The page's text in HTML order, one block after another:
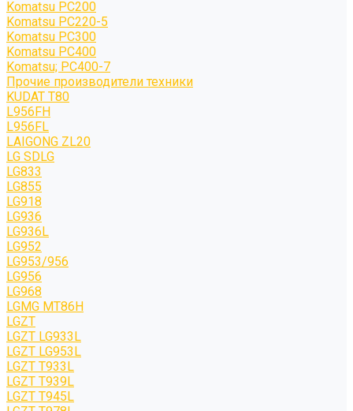
Komatsu PC200
Komatsu PC220-5
Komatsu PC300
Komatsu PC400
Komatsu; PC400-7
Прочие производители техники
KUDAT T80
L956FH
L956FL
LAIGONG ZL20
LG SDLG
LG833
LG855
LG918
LG936
LG936L
LG952
LG953/956
LG956
LG968
LGMG MT86H
LGZT
LGZT LG933L
LGZT LG953L
LGZT T933L
LGZT T939L
LGZT T945L